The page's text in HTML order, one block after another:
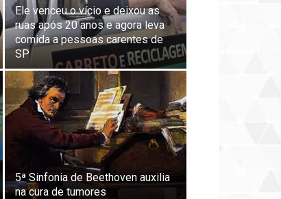
Ele venceu o vício e deixou as
ruas após 20 anos e agora leva
comida a pessoas carentes de
SP
5ª Sinfonia de Beethoven auxilia
na cura de tumores